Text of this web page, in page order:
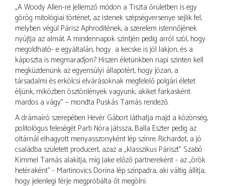
„A Woody Allen-re jellemző módon a Tiszta őrületben is egy
görög mitológiai történet, az istenek szépségversenye sejlik fel,
melyben végül Párisz Aphroditének, a szerelem istennőjének
nyújtja az almát. A mindennapok szintjén pedig arról szól, hogy
megoldható- e egyáltalán, hogy a kecske is jól lakjon, és a
káposzta is megmaradjon? Hiszen életünkben napi szinten kell
megküzdenünk az egyensúlyi állapotért, hogy józan, a
társadalmi és erkölcsi elvárásoknak megfelelő polgári életet
éljünk, miközben ösztönlények vagyunk, akiket farkasként
mardos a vágy” – mondta Puskás Tamás rendező.
A drámaíró szerepében Hevér Gábort láthatja majd a közönség,
politológus feleségét Parti Nóra játssza, Balla Eszter pedig az
oltárnál elhagyott menyasszonyként lép színre. Richardot, a jó
családba született producert, azaz a „klasszikus Páriszt” Szabó
Kimmel Tamás alakítja, míg Jake előző partnereként - az „örök
hetéraként” - Martinovics Dorina lép színpadra, aki váltig állítja,
hogy jelenlegi férje megpróbálta őt megölni.